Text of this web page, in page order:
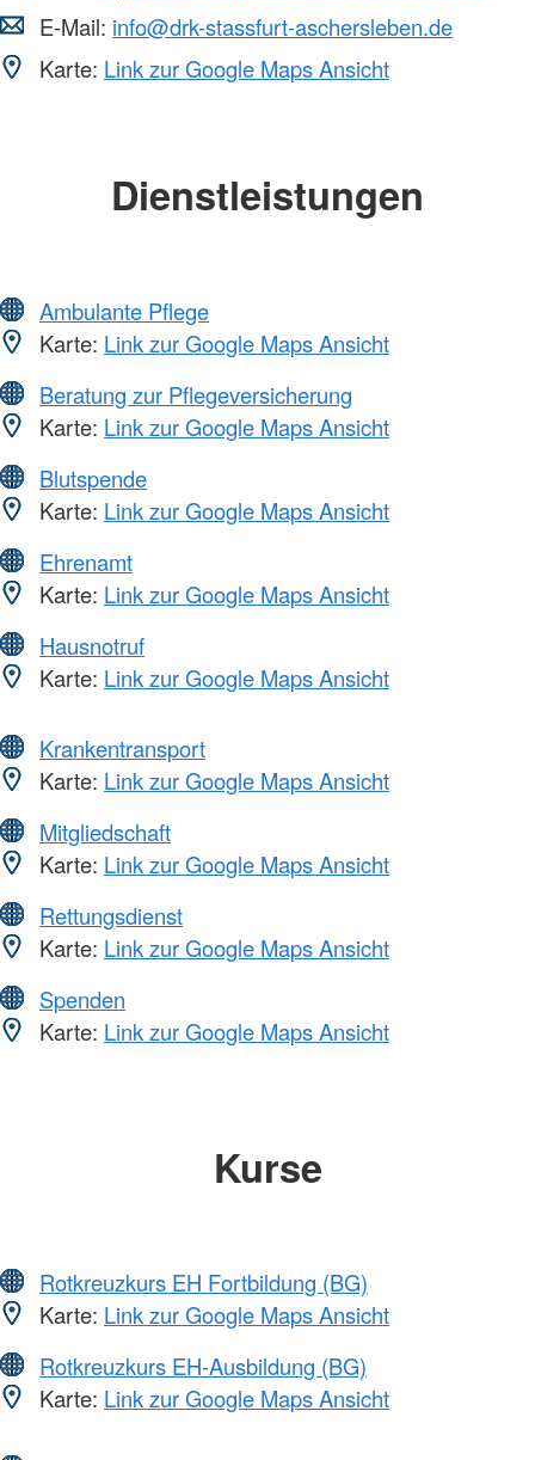
E-Mail: info@drk-stassfurt-aschersleben.de
Karte: Link zur Google Maps Ansicht
Dienstleistungen
Ambulante Pflege
Karte: Link zur Google Maps Ansicht
Beratung zur Pflegeversicherung
Karte: Link zur Google Maps Ansicht
Blutspende
Karte: Link zur Google Maps Ansicht
Ehrenamt
Karte: Link zur Google Maps Ansicht
Hausnotruf
Karte: Link zur Google Maps Ansicht
Krankentransport
Karte: Link zur Google Maps Ansicht
Mitgliedschaft
Karte: Link zur Google Maps Ansicht
Rettungsdienst
Karte: Link zur Google Maps Ansicht
Spenden
Karte: Link zur Google Maps Ansicht
Kurse
Rotkreuzkurs EH Fortbildung (BG)
Karte: Link zur Google Maps Ansicht
Rotkreuzkurs EH-Ausbildung (BG)
Karte: Link zur Google Maps Ansicht